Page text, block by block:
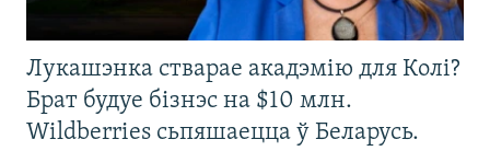
Лукашэнка стварае акадэмію для Колі?
Брат будуе бізнэс на $10 млн.
Wildberries сьпяшаецца ў Беларусь.